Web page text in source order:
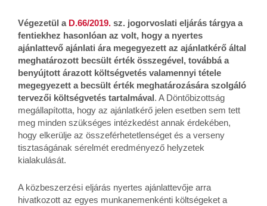
Végezetül a D.66/2019. sz. jogorvoslati eljárás tárgya a
fentiekhez hasonlóan az volt, hogy a nyertes
ajánlattevő ajánlati ára megegyezett az ajánlatkérő által
meghatározott becsült érték összegével, továbbá a
benyújtott árazott költségvetés valamennyi tétele
megegyezett a becsült érték meghatározására szolgáló
tervezői költségvetés tartalmával. A Döntőbizottság
megállapította, hogy az ajánlatkérő jelen esetben sem tett
meg minden szükséges intézkedést annak érdekében,
hogy elkerülje az összeférhetetlenséget és a verseny
tisztaságának sérelmét eredményező helyzetek
kialakulását.
A közbeszerzési eljárás nyertes ajánlattevője arra
hivatkozott az egyes munkanemenkénti költségeket a